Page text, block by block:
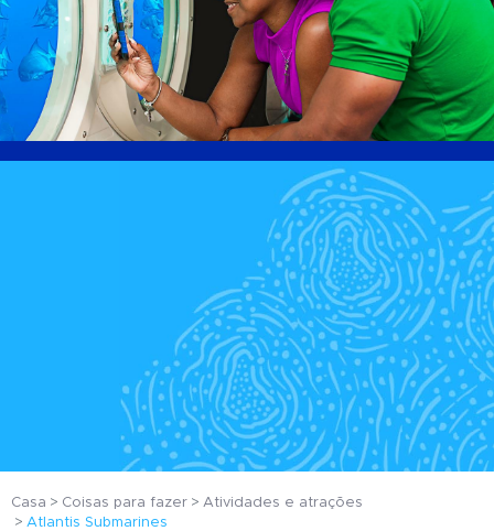
Casa Coisas para fazer
Atividades e atrações
Atlantis Submarines